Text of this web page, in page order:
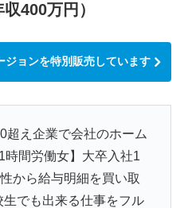
400万円）
ジョンを特別販売しています
超え企業で会社のホーム
間労働女】大卒入社1
から給与明細を買い取
でも出来る仕事をフル